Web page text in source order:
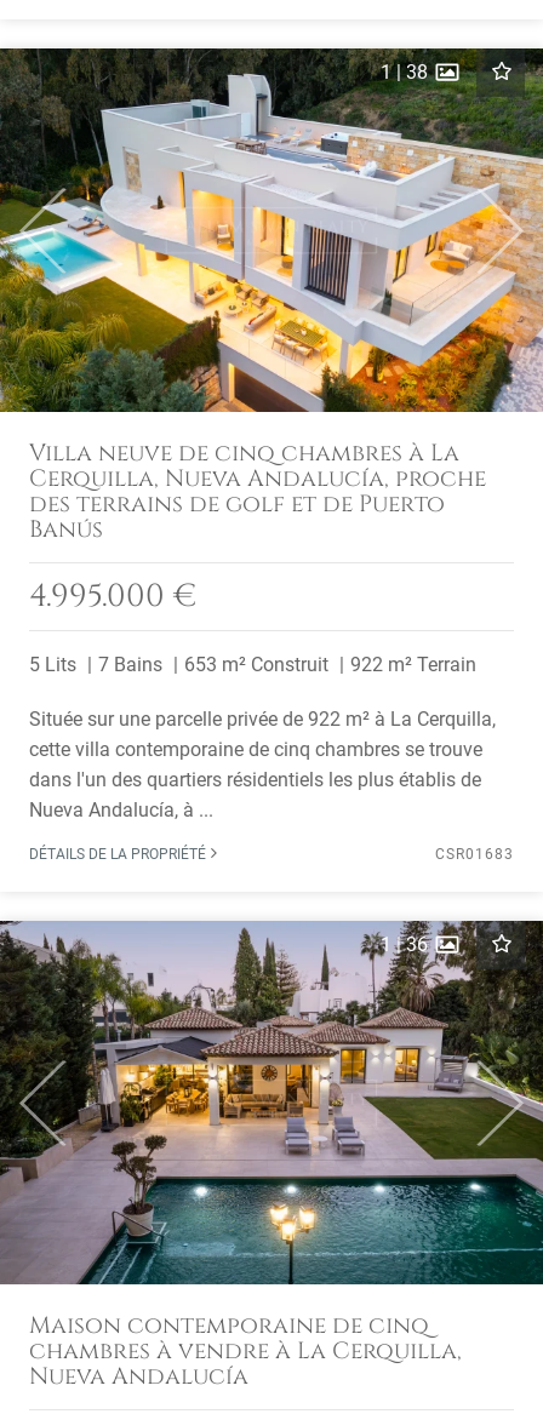
Previous Next
1|38
Villa neuve de cinq chambres à La
Cerquilla, Nueva Andalucía, proche
des terrains de golf et de Puerto
Banús
4.995.000 €
5 Lits 7 Bains 653 m² Construit 922 m² Terrain
Située sur une parcelle privée de 922 m² à La Cerquilla,
cette villa contemporaine de cinq chambres se trouve
dans l'un des quartiers résidentiels les plus établis de
Nueva Andalucía, à ...
DÉTAILS DE LA PROPRIÉTÉ CSR01683
Previous Next
1 |36
Maison contemporaine de cinq
chambres à vendre à La Cerquilla,
Nueva Andalucía